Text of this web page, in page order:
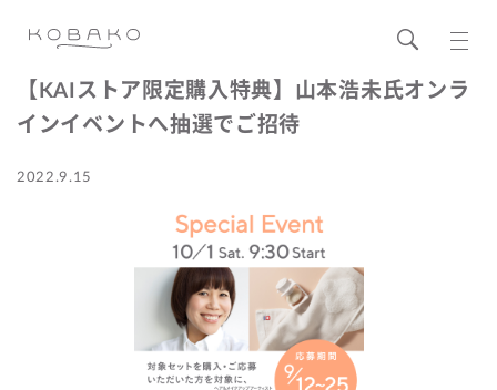
【KAIストア限定購入特典】山本浩未氏オンラ
インイベントへ抽選でご招待
2022.9.15